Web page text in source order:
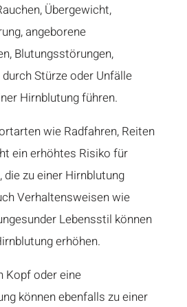
Übergewicht,
angeborene
Blutungsstörungen,
Stürze oder Unfälle
Hirnblutung führen.
wie Radfahren, Reiten
ein erhöhtes Risiko für
zu einer Hirnblutung
Verhaltensweisen wie
Lebensstil können
erhöhen.
Kopf oder eine
können ebenfalls zu einer